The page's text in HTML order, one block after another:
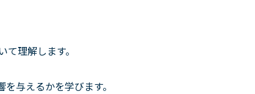
理解します。
与えるかを学びます。